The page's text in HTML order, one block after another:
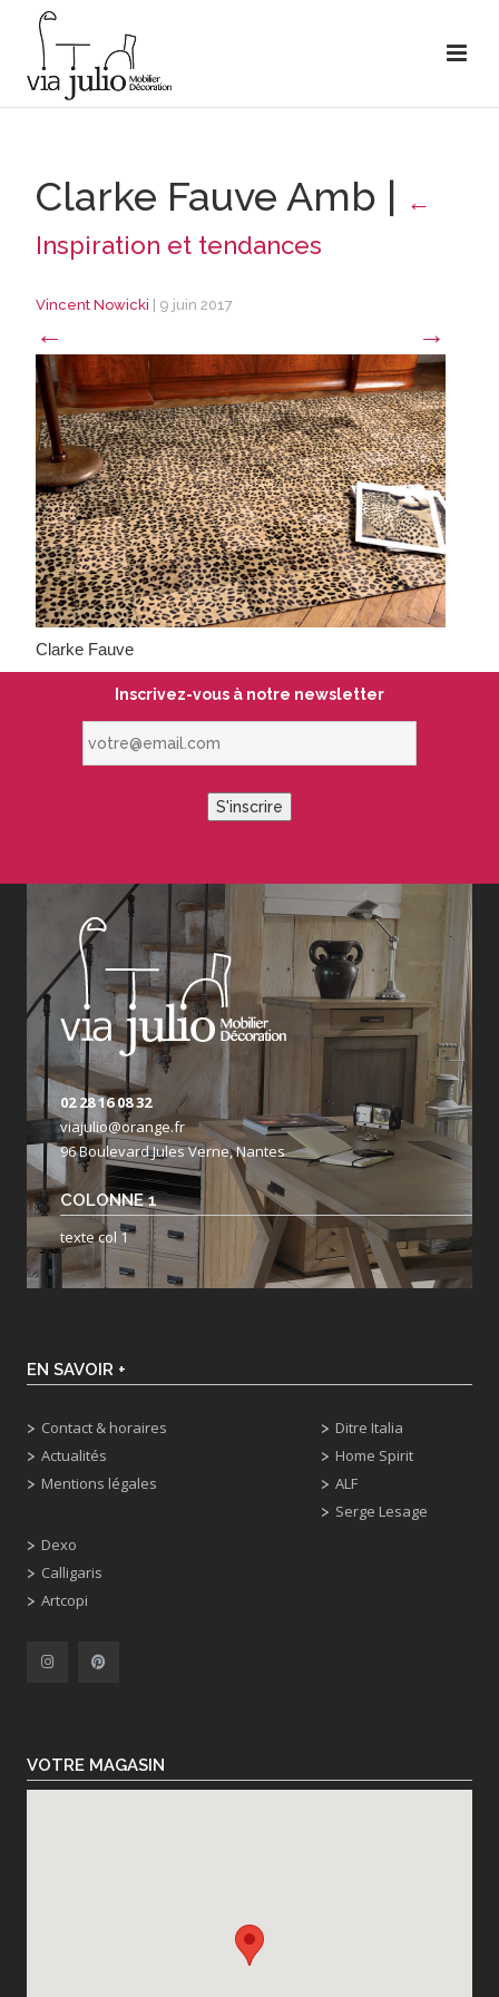
Clarke Fauve Amb | ←
Inspiration et tendances
Vincent Nowicki 9 juin 2017
← →
Clarke Fauve
Inscrivez-vous à notre newsletter
S'inscrire
02 28 16 08 32
viajulio@orange.fr
96 Boulevard Jules Verne, Nantes
COLONNE 1
texte col 1
EN SAVOIR +
Contact & horaires
Actualités
Mentions légales
Dexo
Calligaris
Artcopi
Ditre Italia
Home Spirit
ALF
Serge Lesage
VOTRE MAGASIN